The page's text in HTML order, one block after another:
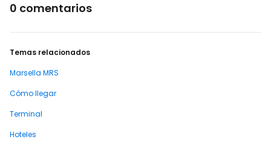
0 comentarios
Temas relacionados
Marsella MRS
Cómo llegar
Terminal
Hoteles